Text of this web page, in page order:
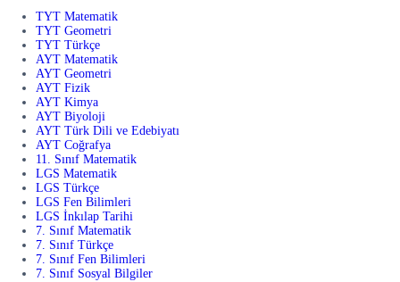
TYT Matematik
TYT Geometri
TYT Türkçe
AYT Matematik
AYT Geometri
AYT Fizik
AYT Kimya
AYT Biyoloji
AYT Türk Dili ve Edebiyatı
AYT Coğrafya
11. Sınıf Matematik
LGS Matematik
LGS Türkçe
LGS Fen Bilimleri
LGS İnkılap Tarihi
7. Sınıf Matematik
7. Sınıf Türkçe
7. Sınıf Fen Bilimleri
7. Sınıf Sosyal Bilgiler